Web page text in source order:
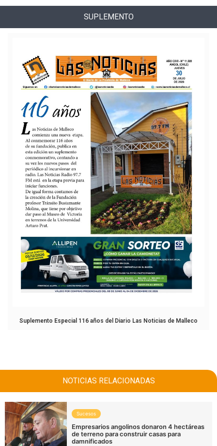
SUPLEMENTO
Suplemento Especial 116 años del Diario Las Noticias de Malleco
NOTICIAS RELACIONADAS
Sucesos
Empresarios angolinos donaron 4 hectáreas
de terreno para construir casas para
damnificados